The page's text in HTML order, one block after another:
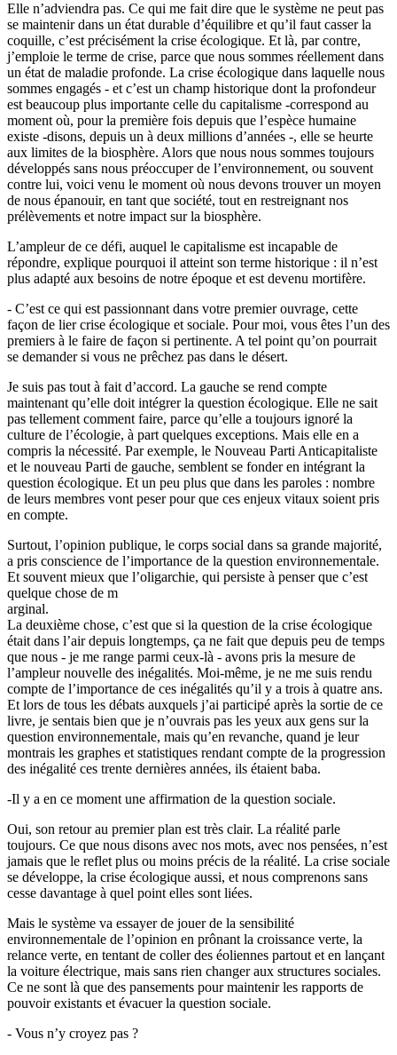
Elle n’adviendra pas. Ce qui me fait dire que le système ne peut pas
se maintenir dans un état durable d’équilibre et qu’il faut casser la
coquille, c’est précisément la crise écologique. Et là, par contre,
j’emploie le terme de crise, parce que nous sommes réellement dans
un état de maladie profonde. La crise écologique dans laquelle nous
sommes engagés - et c’est un champ historique dont la profondeur
est beaucoup plus importante celle du capitalisme -correspond au
moment où, pour la première fois depuis que l’espèce humaine
existe -disons, depuis un à deux millions d’années -, elle se heurte
aux limites de la biosphère. Alors que nous nous sommes toujours
développés sans nous préoccuper de l’environnement, ou souvent
contre lui, voici venu le moment où nous devons trouver un moyen
de nous épanouir, en tant que société, tout en restreignant nos
prélèvements et notre impact sur la biosphère.
L’ampleur de ce défi, auquel le capitalisme est incapable de
répondre, explique pourquoi il atteint son terme historique : il n’est
plus adapté aux besoins de notre époque et est devenu mortifère.
- C’est ce qui est passionnant dans votre premier ouvrage, cette
façon de lier crise écologique et sociale. Pour moi, vous êtes l’un des
premiers à le faire de façon si pertinente. A tel point qu’on pourrait
se demander si vous ne prêchez pas dans le désert.
Je suis pas tout à fait d’accord. La gauche se rend compte
maintenant qu’elle doit intégrer la question écologique. Elle ne sait
pas tellement comment faire, parce qu’elle a toujours ignoré la
culture de l’écologie, à part quelques exceptions. Mais elle en a
compris la nécessité. Par exemple, le Nouveau Parti Anticapitaliste
et le nouveau Parti de gauche, semblent se fonder en intégrant la
question écologique. Et un peu plus que dans les paroles : nombre
de leurs membres vont peser pour que ces enjeux vitaux soient pris
en compte.
Surtout, l’opinion publique, le corps social dans sa grande majorité,
a pris conscience de l’importance de la question environnementale.
Et souvent mieux que l’oligarchie, qui persiste à penser que c’est
quelque chose de m
arginal.
La deuxième chose, c’est que si la question de la crise écologique
était dans l’air depuis longtemps, ça ne fait que depuis peu de temps
que nous - je me range parmi ceux-là - avons pris la mesure de
l’ampleur nouvelle des inégalités. Moi-même, je ne me suis rendu
compte de l’importance de ces inégalités qu’il y a trois à quatre ans.
Et lors de tous les débats auxquels j’ai participé après la sortie de ce
livre, je sentais bien que je n’ouvrais pas les yeux aux gens sur la
question environnementale, mais qu’en revanche, quand je leur
montrais les graphes et statistiques rendant compte de la progression
des inégalité ces trente dernières années, ils étaient baba.
-Il y a en ce moment une affirmation de la question sociale.
Oui, son retour au premier plan est très clair. La réalité parle
toujours. Ce que nous disons avec nos mots, avec nos pensées, n’est
jamais que le reflet plus ou moins précis de la réalité. La crise sociale
se développe, la crise écologique aussi, et nous comprenons sans
cesse davantage à quel point elles sont liées.
Mais le système va essayer de jouer de la sensibilité
environnementale de l’opinion en prônant la croissance verte, la
relance verte, en tentant de coller des éoliennes partout et en lançant
la voiture électrique, mais sans rien changer aux structures sociales.
Ce ne sont là que des pansements pour maintenir les rapports de
pouvoir existants et évacuer la question sociale.
- Vous n’y croyez pas ?